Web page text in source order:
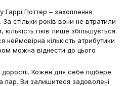
Гаррі Поттер – захоплення
стільки років вони не втратили
гіків лише збільшується.
неймовірна кількість атрибутики
можна віднести до цього
Кожен для себе підбере
пар. Ви залишитеся задоволені